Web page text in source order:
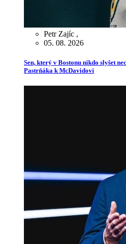
Petr Zajíc ,
05. 08. 2026
Sen, který v Bostonu nikdo slyšet
Pastrňáka k McDavidovi